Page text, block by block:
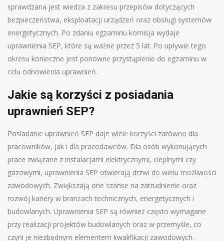
sprawdzana jest wiedza z zakresu przepisów dotyczących
bezpieczeństwa, eksploatacji urządzeń oraz obsługi systemów
energetycznych. Po zdaniu egzaminu komisja wydaje
uprawnienia SEP, które są ważne przez 5 lat. Po upływie tego
okresu konieczne jest ponowne przystąpienie do egzaminu w
celu odnowienia uprawnień.
Jakie są korzyści z posiadania
uprawnień SEP?
Posiadanie uprawnień SEP daje wiele korzyści zarówno dla
pracowników, jak i dla pracodawców. Dla osób wykonujących
prace związane z instalacjami elektrycznymi, cieplnymi czy
gazowymi, uprawnienia SEP otwierają drzwi do wielu możliwości
zawodowych. Zwiększają one szanse na zatrudnienie oraz
rozwój kariery w branżach technicznych, energetycznych i
budowlanych. Uprawnienia SEP są również często wymagane
przy realizacji projektów budowlanych oraz w przemyśle, co
czyni je niezbędnym elementem kwalifikacji zawodowych.